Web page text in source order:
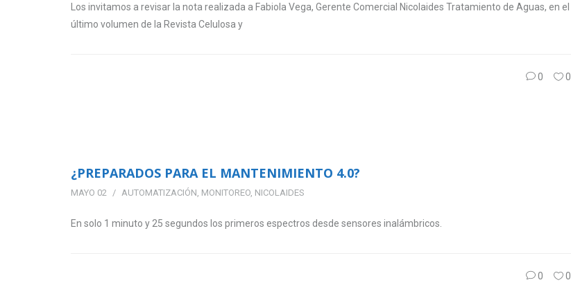
Los invitamos a revisar la nota realizada a Fabiola Vega, Gerente Comercial Nicolaides Tratamiento de Aguas, en el
último volumen de la Revista Celulosa y
0 0
¿PREPARADOS PARA EL MANTENIMIENTO 4.0?
MAYO 02 AUTOMATIZACIÓN, MONITOREO, NICOLAIDES
En solo 1 minuto y 25 segundos los primeros espectros desde sensores inalámbricos.
0 0